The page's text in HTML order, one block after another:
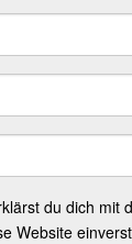
du dich mit
Website